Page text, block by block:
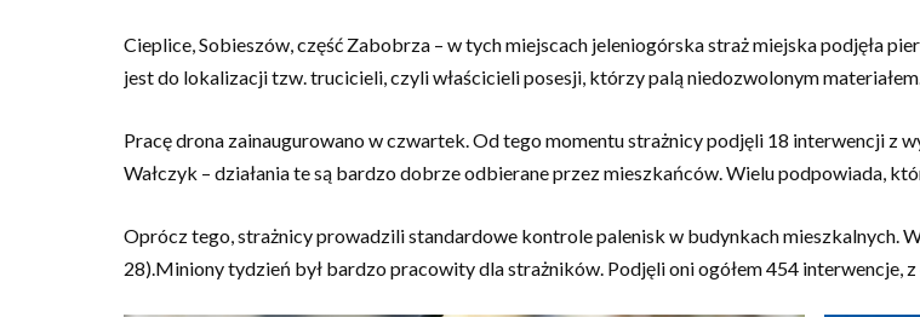
Cieplice, Sobieszów, część Zabobrza – w tych miejscach jeleniogórska straż miejska podjęła
jest do lokalizacji tzw. trucicieli, czyli właścicieli posesji, którzy palą niedozwolonym
Pracę drona zainaugurowano w czwartek. Od tego momentu strażnicy podjęli 18 interwencji z
Wałczyk – działania te są bardzo dobrze odbierane przez mieszkańców. Wielu podpowiada,
Oprócz tego, strażnicy prowadzili standardowe kontrole palenisk w budynkach mieszkalnych.
28).Miniony tydzień był bardzo pracowity dla strażników. Podjęli oni ogółem 454 interwencje, z